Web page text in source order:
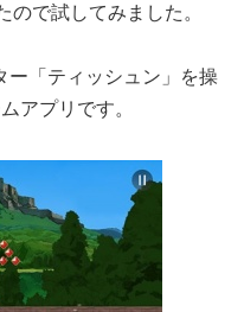
で試してみました。
ー「ティッシュン」を操
アプリです。